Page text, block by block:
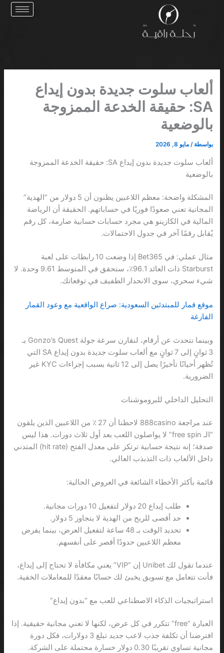
ألعاب سلوت جديدة بدون إيداع
SA: حقيقة الخدعة الممزوجة
بالوضعية
بواسطة /مايو 8, 2026
ألعاب سلوت جديدة بدون إيداع SA: حقيقة الخدعة الممزوجة
بالوضعية
المشكلة واضحة: معظم اللاعبين يظنون أن 5 دولار من “الهدية”
المجانية تعني صعودًا فوريًا في حساباتهم. الحقيقة أن الرياضة
المالية في الكازينو هي مجرد حسابات حسابية صارمة، كل رقم
يُقابل رقمًا آخر في جدول الاحتمالات.
مثال عملي: في Bet365 إذا وضعت 10 رابطات على لعبة
Starburst ذات العائد 96.1٪، ستحقق في المتوسط 9.61 وحدة. لا
شيء سحري، سوى الانحدار الطفيف في توقعاتك.
موقع قمار للمبتدئين السعودية: صراع الواقعية مع وعود القمار
الفارغة
وبينما نتحدث عن أرقام، لنقارن سرعة جولة Gonzo’s Quest بـ
3 ثوانٍ إلى 7 ثوانٍ مع ألعاب سلوت جديدة بدون إيداع SA التي
تُظهر أحيانًا تأخيرًا يصل إلى 12 ثانية بسبب إجراءات KYC غير
الضرورية.
التحليل الداخلي للبروموشنات
عند مراجعة 888casino لاحظنا أن 27 ٪ من اللاعبين الذين يلقون
“الـ free spin” لا يواصلون اللعب بعد أول ثلاث دورات. هذا ليس
صدفة؛ إنه نتيجة حسابية ترتكز على معدل الفتح (hit rate) المتدني
داخل الألعاب ذات التذبذب العالي.
قائمة بأكثر الأخطاء الشائعة في العروض الحالية:
طلب إيداع 20 دولار لتفعيل 10 دورات مجانية.
حد أقصى للربح من الهدية لا يتجاوز 5 دولار.
تحديد الوقت بـ 48 ساعة لتفعيل العرض، بينما يفرض
معظم اللاعبين حدودًا أقصر على أنفسهم.
عندما تقول لك Unibet إن “VIP” يعني مكافأة لا تحتاج إلى إيداع،
فأنت تتعامل مع تسويق يخبئ لك حسابًا معقدًا للمعاملات الخفية.
استراتيجيات الذكاء الاصطناعي للعب مع “بدون إيداع”
العبارة “free” تتكرر في كل عرض، لكنها لا تعني مجانية حقيقية. إذا
افترضنا أن تكلفة جذب لاعب جديد تبلغ 3 دولارات، فكل دورة
مجانية تساوي تقريبًا 0.30 دولار خسارة محتملة على الشركة.